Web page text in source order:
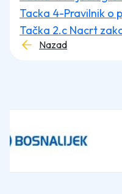
Tacka 4-Pravilnik o
Tačka 2.c Nacrt
Nazad